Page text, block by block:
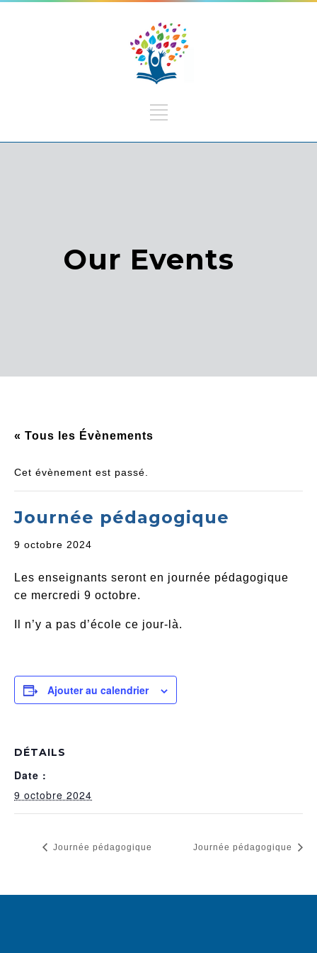
Our Events
« Tous les Évènements
Cet évènement est passé.
Journée pédagogique
9 octobre 2024
Les enseignants seront en journée pédagogique
ce mercredi 9 octobre.
Il n’y a pas d’école ce jour-là.
Ajouter au calendrier
DÉTAILS
Date :
9 octobre 2024
Journée pédagogique Journée pédagogique